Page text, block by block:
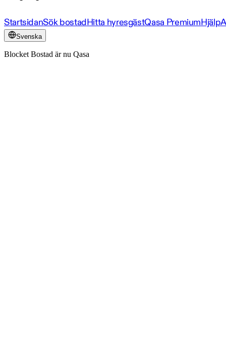
StartsidanSök bostadHitta hyresgästQasa PremiumHjälp
Svenska
Blocket Bostad är nu Qasa